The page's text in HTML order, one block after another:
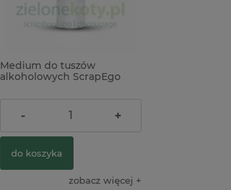
Medium do tuszów
alkoholowych ScrapEgo
34,90 zł
- +
do koszyka
zobacz więcej